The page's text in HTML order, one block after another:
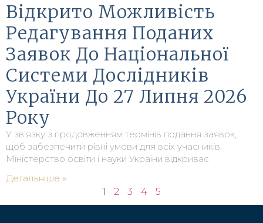
Відкрито Можливість
Редагування Поданих
Заявок До Національної
Системи Дослідників
України До 27 Липня 2026
Року
У зв’язку з продовженням термінів подання заявок,
щоб забезпечити рівні умови для всіх учасників,
Міністерство освіти і науки України відкриває
Детальніше »
1
2 3 4 5